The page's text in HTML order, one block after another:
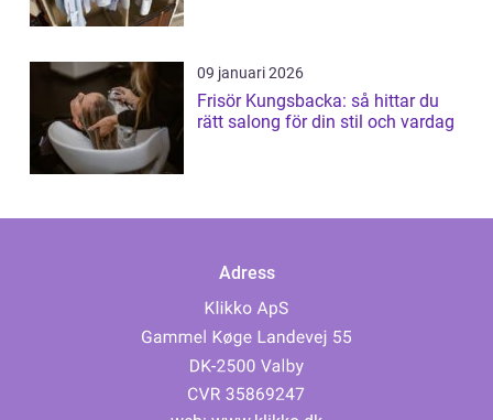
09 januari 2026
Frisör Kungsbacka: så hittar du
rätt salong för din stil och vardag
Adress